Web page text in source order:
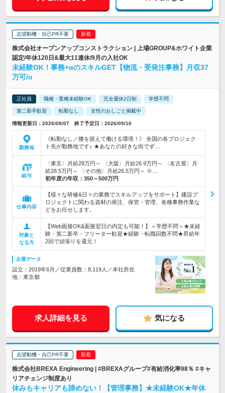
志望動機・自己PR不要
株式会社オープンアップコンストラクション | 上場GROUP&ホワイト企業
認定/年休120日&最大11連休/9月の入社OK
未経験OK！事務+αのスキルGET【物流・受発注事務】月収37
万可/o
正社員 職種・業種未経験OK 完全週休2日制 学歴不問
第二新卒歓迎 転勤なし 女性のおしごと掲載中
情報更新日：2026/08/07 終了予定日：2026/09/10
勤務地
《転勤なし／腰を据えて働ける環境！》 全国の各プロジェク
ト先が勤務地です♪ ★あなたの好きな街でず…
給与
〈東京〉月給28万円～ 〈大阪〉月給26.9万円～ 〈名古屋〉月
給28.5万円～ 〈その他〉月給26.5万円～ ※…
初年度の年収： 350～500万円
仕事内容
【様々な研修&日々の業務でスキルアップをサポート】建設プ
ロジェクトに関わる資材の発注、保管・管理、各種事務作業な
どをお任せします。
対象と
なる方
【Web面接OK&面接翌日の内定も可能！】＜学歴不問＞★未経
験・第二新卒・フリーター歓迎★経験・転職回数不問★昇給年
2回で頑張りを還元！
企業データ
設立：2019年6月／従業員数：8,119人／本社所在
地：東京都
求人詳細を見る 気になる
志望動機・自己PR不要
株式会社BREXA Engineering | #BREXAグループ#有給消化率98％ #キャ
リアチェンジ制度あり
休みもキャリアも諦めない！【管理事務】★未経験OK★年休